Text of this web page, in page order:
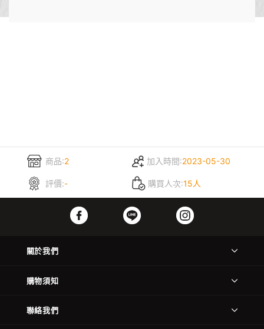
商品:2 加入時間:2023-05-30
評價:- 購買人次:15人
關於我們
購物須知
聯絡我們